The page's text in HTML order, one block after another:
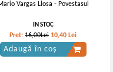
Vargas Llosa - Povestasul
IN STOC
Pret:16,00Lei 10,40 Lei
Adaugă în coș